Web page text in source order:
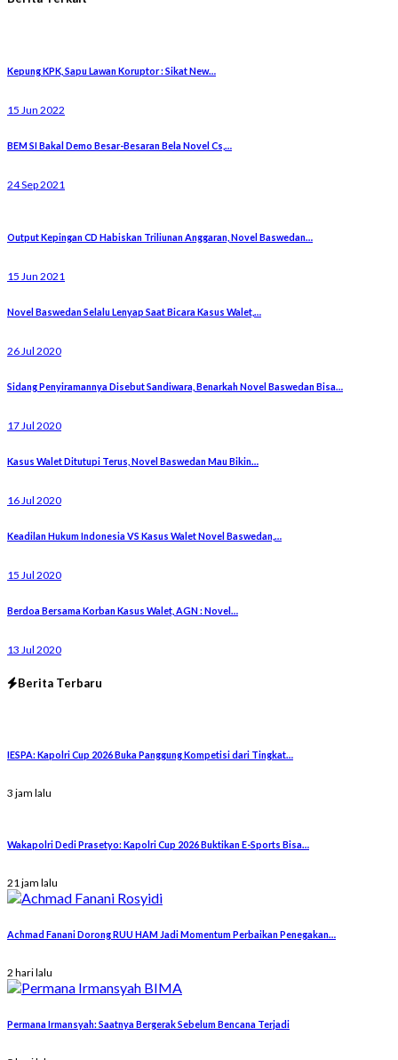
Kepung KPK, Sapu Lawan Koruptor : Sikat New…
15 Jun 2022
BEM SI Bakal Demo Besar-Besaran Bela Novel Cs,…
24 Sep 2021
Output Kepingan CD Habiskan Triliunan Anggaran, Novel Baswedan…
15 Jun 2021
Novel Baswedan Selalu Lenyap Saat Bicara Kasus Walet,…
26 Jul 2020
Sidang Penyiramannya Disebut Sandiwara, Benarkah Novel Baswedan Bisa…
17 Jul 2020
Kasus Walet Ditutupi Terus, Novel Baswedan Mau Bikin…
16 Jul 2020
Keadilan Hukum Indonesia VS Kasus Walet Novel Baswedan,…
15 Jul 2020
Berdoa Bersama Korban Kasus Walet, AGN : Novel…
13 Jul 2020
Berita Terbaru
IESPA: Kapolri Cup 2026 Buka Panggung Kompetisi dari Tingkat…
3 jam lalu
Wakapolri Dedi Prasetyo: Kapolri Cup 2026 Buktikan E-Sports Bisa…
21 jam lalu
Achmad Fanani Dorong RUU HAM Jadi Momentum Perbaikan Penegakan…
2 hari lalu
Permana Irmansyah: Saatnya Bergerak Sebelum Bencana Terjadi